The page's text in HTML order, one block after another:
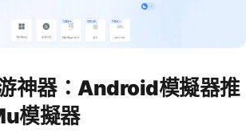
神器：Android模擬器推
模擬器